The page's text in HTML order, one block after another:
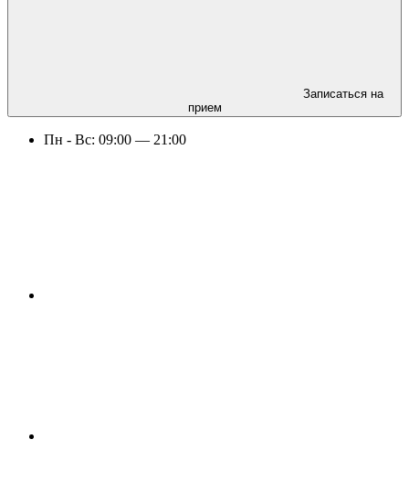
Записаться на
прием
Пн - Вс: 09:00 — 21:00